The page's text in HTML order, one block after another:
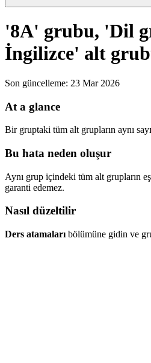
'8A' grubu, 'Dil
İngilizce' alt
Son güncelleme: 23 Mar 2026
At a glance
Bir gruptaki tüm alt grupların aynı
Bu hata neden oluşur
Aynı grup içindeki tüm alt grupların
garanti edemez.
Nasıl düzeltilir
Ders atamaları bölümüne gidin ve